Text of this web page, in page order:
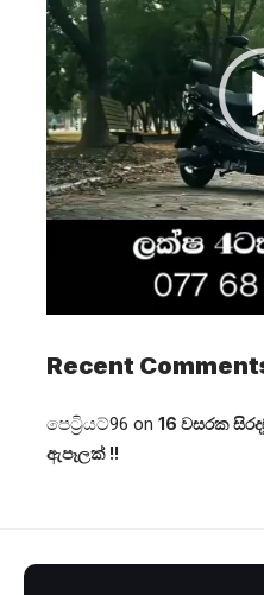
Recent
පෙට්‍රියට්96 on 16 වසරක
ඇපෑලක් !!